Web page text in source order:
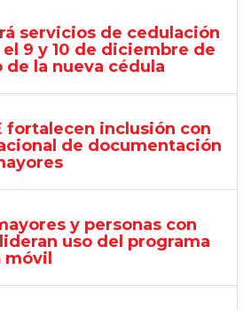
servicios de cedulación
9 y 10 de diciembre de
de la nueva cédula
fortalecen inclusión con
de documentación
y personas con
uso del programa